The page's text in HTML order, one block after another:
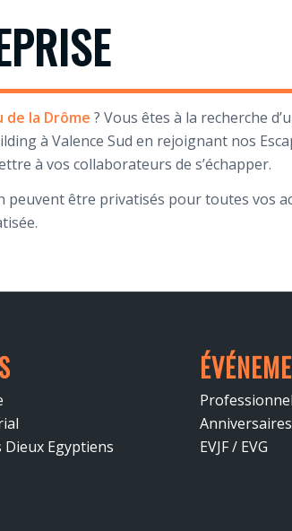
de la Drôme ? Vous êtes à la recherche
à Valence Sud en rejoignant nos
à vos collaborateurs de s’échapper.
être privatisés pour toutes vos
Dieux Egyptiens
Anniversaires
EVJF / EVG